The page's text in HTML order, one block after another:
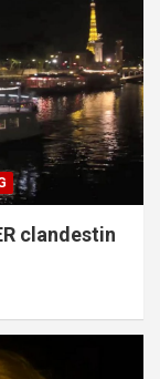
clandestin